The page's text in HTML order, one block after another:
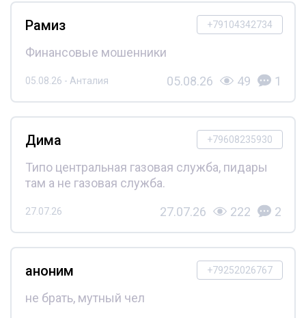
+79104342734
Рамиз
Финансовые мошенники
05.08.26 - Анталия 05.08.26 49 1
+79608235930
Дима
Типо центральная газовая служба, пидары
там а не газовая служба.
27.07.26 27.07.26 222 2
+79252026767
аноним
не брать, мутный чел